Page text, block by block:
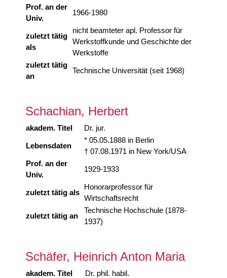
Prof. an der
Univ.
1966-1980
zuletzt tätig
als
nicht beamteter apl. Professor für
Werkstoffkunde und Geschichte der
Werkstoffe
zuletzt tätig
an
Technische Universität (seit 1968)
Schachian, Herbert
akadem. Titel Dr. jur.
Lebensdaten
* 05.05.1888 in Berlin
† 07.08.1971 in New York/USA
Prof. an der
Univ.
1929-1933
zuletzt tätig als
Honorarprofessor für
Wirtschaftsrecht
zuletzt tätig an
Technische Hochschule (1878-
1937)
Schäfer, Heinrich Anton Maria
akadem. Titel
Dr. phil. habil.